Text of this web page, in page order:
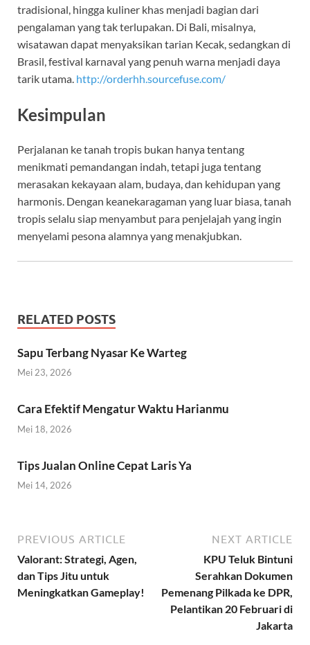
tradisional, hingga kuliner khas menjadi bagian dari
pengalaman yang tak terlupakan. Di Bali, misalnya,
wisatawan dapat menyaksikan tarian Kecak, sedangkan di
Brasil, festival karnaval yang penuh warna menjadi daya
tarik utama. http://orderhh.sourcefuse.com/
Kesimpulan
Perjalanan ke tanah tropis bukan hanya tentang
menikmati pemandangan indah, tetapi juga tentang
merasakan kekayaan alam, budaya, dan kehidupan yang
harmonis. Dengan keanekaragaman yang luar biasa, tanah
tropis selalu siap menyambut para penjelajah yang ingin
menyelami pesona alamnya yang menakjubkan.
RELATED POSTS
Sapu Terbang Nyasar Ke Warteg
Mei 23, 2026
Cara Efektif Mengatur Waktu Harianmu
Mei 18, 2026
Tips Jualan Online Cepat Laris Ya
Mei 14, 2026
PREVIOUS ARTICLE
Valorant: Strategi, Agen,
dan Tips Jitu untuk
Meningkatkan Gameplay!
NEXT ARTICLE
KPU Teluk Bintuni
Serahkan Dokumen
Pemenang Pilkada ke DPR,
Pelantikan 20 Februari di
Jakarta